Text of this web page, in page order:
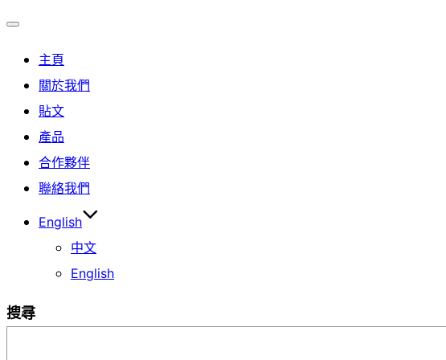
navigation
主頁
關於我們
貼文
產品
合作夥伴
聯絡我們
English
中文
English
搜尋